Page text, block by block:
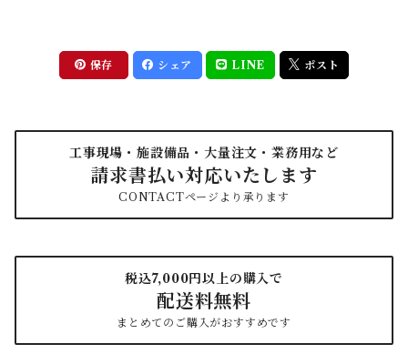
保存 シェア LINE ポスト
工事現場・施設備品・大量注文・業務用など
請求書払い対応いたします
CONTACTページより承ります
税込7,000円以上の購入で
配送料無料
まとめてのご購入がおすすめです